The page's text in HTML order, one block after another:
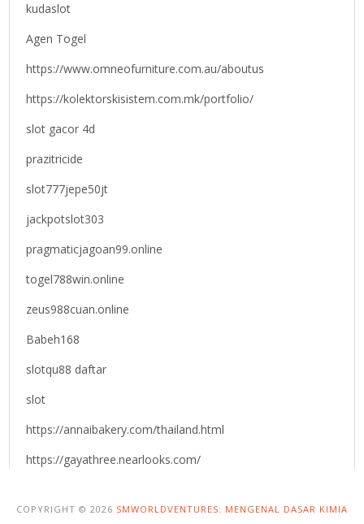
kudaslot
Agen Togel
https://www.omneofurniture.com.au/aboutus
https://kolektorskisistem.com.mk/portfolio/
slot gacor 4d
prazitricide
slot777jepe50jt
jackpotslot303
pragmaticjagoan99.online
togel788win.online
zeus988cuan.online
Babeh168
slotqu88 daftar
slot
https://annaibakery.com/thailand.html
https://gayathree.nearlooks.com/
COPYRIGHT © 2026 SMWORLDVENTURES: MENGENAL DASAR KIMIA